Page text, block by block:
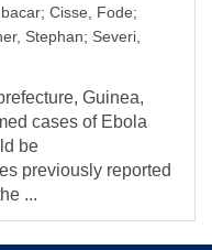
; Cisse, Fode;
Stephan; Severi,
Guinea,
cases of Ebola
be
previously reported
...